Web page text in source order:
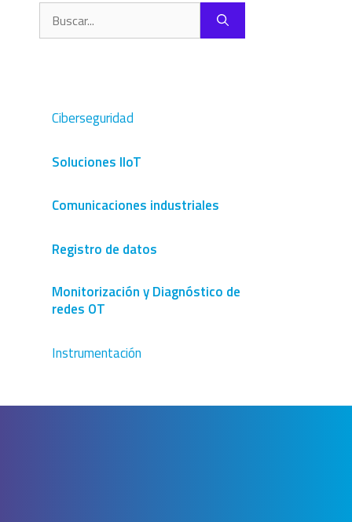
Buscar:
Ciberseguridad
Soluciones IIoT
Comunicaciones industriales
Registro de datos
Monitorización y Diagnóstico de
redes OT
Instrumentación